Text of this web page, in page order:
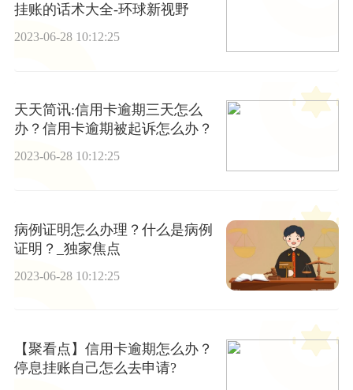
挂账的话术大全-环球新视野
2023-06-28 10:12:25
天天简讯:信用卡逾期三天怎么
办？信用卡逾期被起诉怎么办？
2023-06-28 10:12:25
病例证明怎么办理？什么是病例
证明？_独家焦点
2023-06-28 10:12:25
【聚看点】信用卡逾期怎么办？
停息挂账自己怎么去申请?